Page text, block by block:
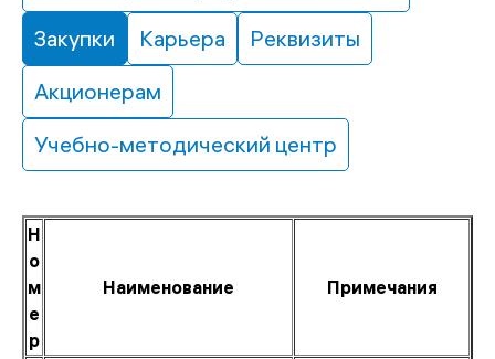
активов
Реквизиты
Физическим
Тарифы
Газификация
Догазификация
Техобслуживание
Закупки
Карьера
Реквизиты
Акционерам
Учебно-методический центр
Н
о
м
е
р
Наименование Примечания